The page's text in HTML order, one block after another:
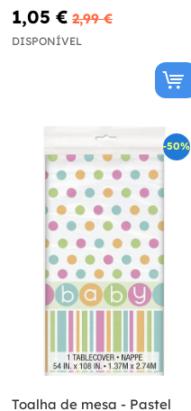
1,05 € 2,99 €
DISPONÍVEL
-50%
Toalha de mesa - Pastel